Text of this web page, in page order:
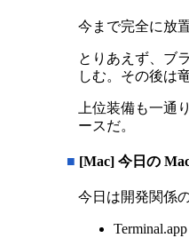
今まで完全に放
とりあえず、ブ
しむ。その後は
上位装備も一通
ースだ。
■ [Mac] 今日の
今日は開発関係